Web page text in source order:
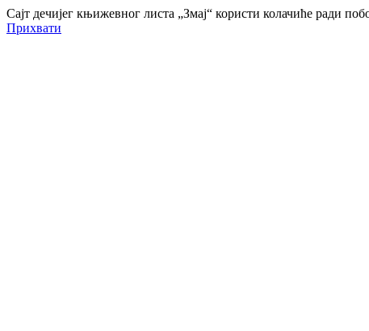
Сајт дечијег књижевног листа „Змај“ користи колачиће ради
Прихвати